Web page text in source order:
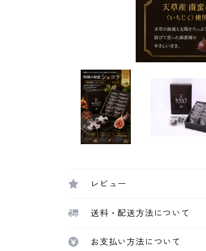
レビュー
送料・配送方法について
お支払い方法について